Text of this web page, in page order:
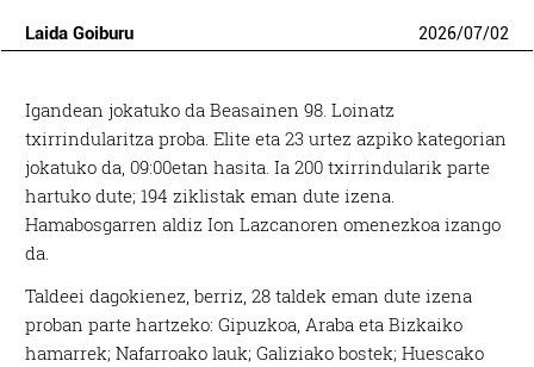
Laida Goiburu 2026/07/02
Igandean jokatuko da Beasainen 98. Loinatz
txirrindularitza proba. Elite eta 23 urtez azpiko kategorian
jokatuko da, 09:00etan hasita. Ia 200 txirrindularik parte
hartuko dute; 194 ziklistak eman dute izena.
Hamabosgarren aldiz Ion Lazcanoren omenezkoa izango
da.
Taldeei dagokienez, berriz, 28 taldek eman dute izena
proban parte hartzeko: Gipuzkoa, Araba eta Bizkaiko
hamarrek; Nafarroako lauk; Galiziako bostek; Huescako